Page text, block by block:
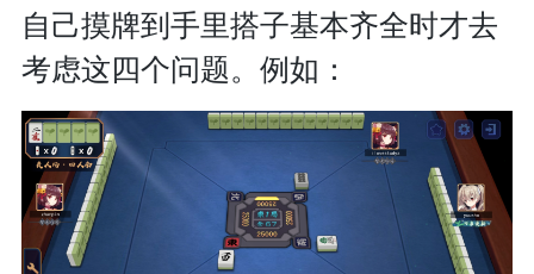
自己摸牌到手里搭子基本齐全时才去
考虑这四个问题。例如：